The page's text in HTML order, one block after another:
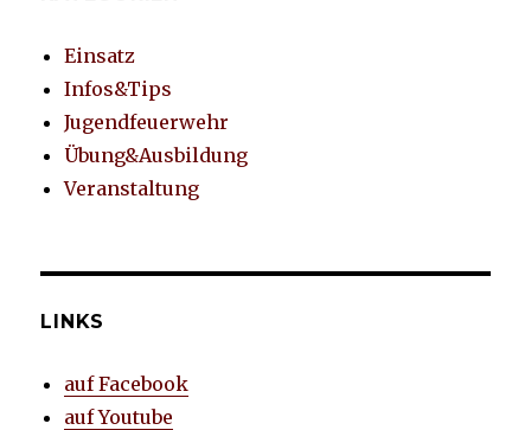
Einsatz
Infos&Tips
Jugendfeuerwehr
Übung&Ausbildung
Veranstaltung
LINKS
auf Facebook
auf Youtube